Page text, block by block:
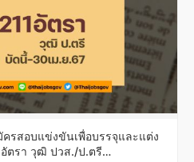
รสอบแข่งขันเพื่อบรรจุและแต่ง
ตรา วุฒิ ปวส./ป.ตรี